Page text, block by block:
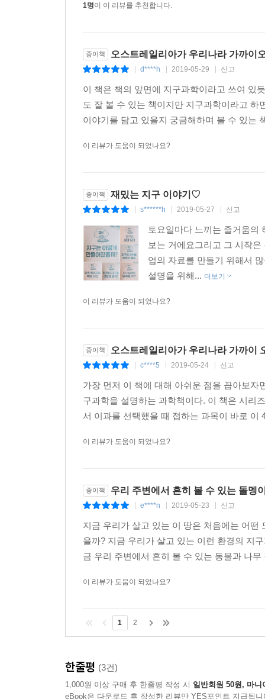
1명이 이 리뷰를 추천합니다.
종이책 오스트레일리아가 우리나라 가까이
d****h 2019-05-29 신고
이 책은 책의 앞면에 지구과학이라고 쓰여 있
도 잘 볼 수 있는 책이지만 지구과학이라고
이야기를 담고 있을지 궁금해하며 볼 수 있는
이 리뷰가 도움이 되었나요?
종이책 재밌는 지구 이야기♡
s******h 2019-05-27 신고
토요일마다 느끼는 즐거움의
보는 거에요그리고 그 시작
업의 자료를 만들기 위해서
설명을 위해... 더보기
이 리뷰가 도움이 되었나요?
종이책 오스트레일리아가 우리나라 가까이
c****5 2019-05-24 신고
가장 먼저 이 책에 대해 아쉬운 점을 꼽아보
구과학을 설명하는 과학책이다. 이 책은 시리
서 이과를 선택했을 때 접하는 과목이 바로
이 리뷰가 도움이 되었나요?
종이책 우리 주변에서 흔히 볼 수 있는 돌멩
e****n 2019-05-23 신고
지금 우리가 살고 있는 이 땅은 처음에는 어
을까? 지금 우리가 살고 있는 이런 환경의 지
금 우리 주변에서 흔히 볼 수 있는 동물과 나
이 리뷰가 도움이 되었나요?
1 2
한줄평 (3건)
1,000원 이상 구매 후 한줄평 작성 시 일반회원 50원, 마니
eBook은 다운로드 후 작성한 리뷰만 YES포인트 지급됩니